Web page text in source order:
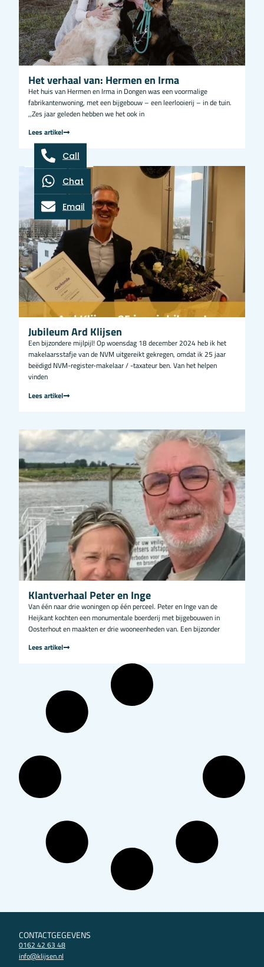
Het verhaal van: Hermen en Irma
Het huis van Hermen en Irma in Dongen was een voormalige
fabrikantenwoning, met een bijgebouw – een leerlooierij – in de tuin.
,,Zes jaar geleden hebben we het ook in
Lees artikel
Jubileum Ard Klijsen
Een bijzondere mijlpijl! Op woensdag 18 december 2024 heb ik het
makelaarsstafje van de NVM uitgereikt gekregen, omdat ik 25 jaar
beëdigd NVM-register-makelaar / -taxateur ben. Van het helpen
vinden
Lees artikel
Klantverhaal Peter en Inge
Van één naar drie woningen op één perceel. Peter en Inge van de
Heijkant kochten een monumentale boerderij met bijgebouwen in
Oosterhout en maakten er drie wooneenheden van. Een bijzonder
Lees artikel
CONTACTGEGEVENS
0162 42 63 48
info@klijsen.nl
Call
Chat
Email